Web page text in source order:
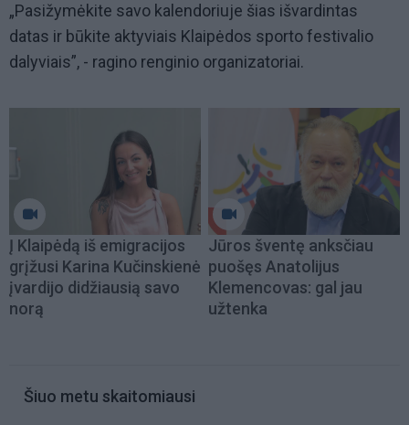
„Pasižymėkite savo kalendoriuje šias išvardintas
datas ir būkite aktyviais Klaipėdos sporto festivalio
dalyviais”, - ragino renginio organizatoriai.
Į Klaipėdą iš emigracijos
grįžusi Karina Kučinskienė
įvardijo didžiausią savo
norą
Jūros šventę anksčiau
puošęs Anatolijus
Klemencovas: gal jau
užtenka
Šiuo metu skaitomiausi